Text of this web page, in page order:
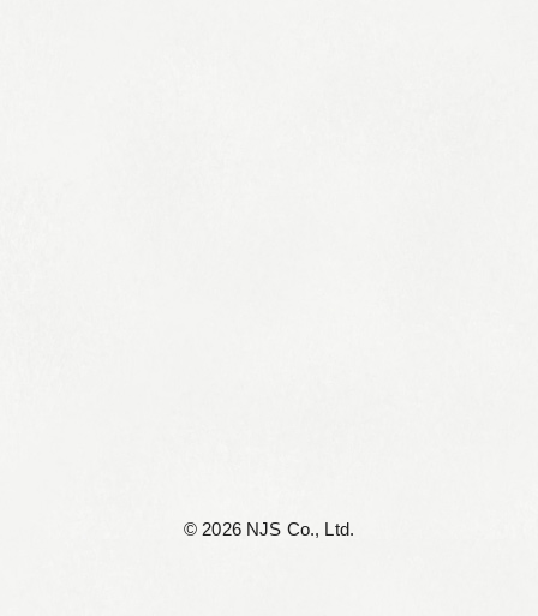
©︎ 2026 NJS Co., Ltd.